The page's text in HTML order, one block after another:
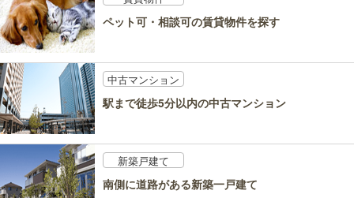
ペット可・相談可の賃貸物件を探す
中古マンション
駅まで徒歩5分以内の中古マンション
新築戸建て
南側に道路がある新築一戸建て